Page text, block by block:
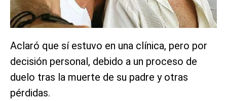
Aclaró que sí estuvo en una clínica, pero por
decisión personal, debido a un proceso de
duelo tras la muerte de su padre y otras
pérdidas.